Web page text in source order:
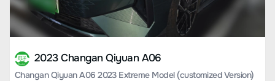
2023 Changan Qiyuan A06
Changan Qiyuan A06 2023 Extreme Model (customized Version)